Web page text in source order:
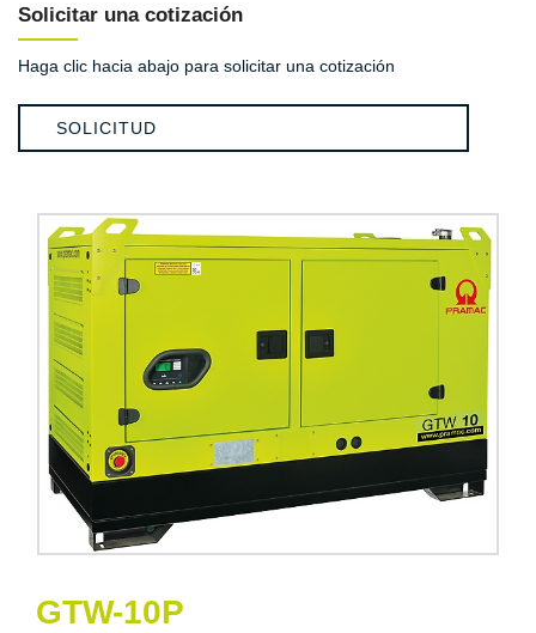
Solicitar una cotización
Haga clic hacia abajo para solicitar una cotización
SOLICITUD
GTW-10P